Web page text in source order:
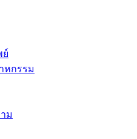
ย์
หกรรม
ม